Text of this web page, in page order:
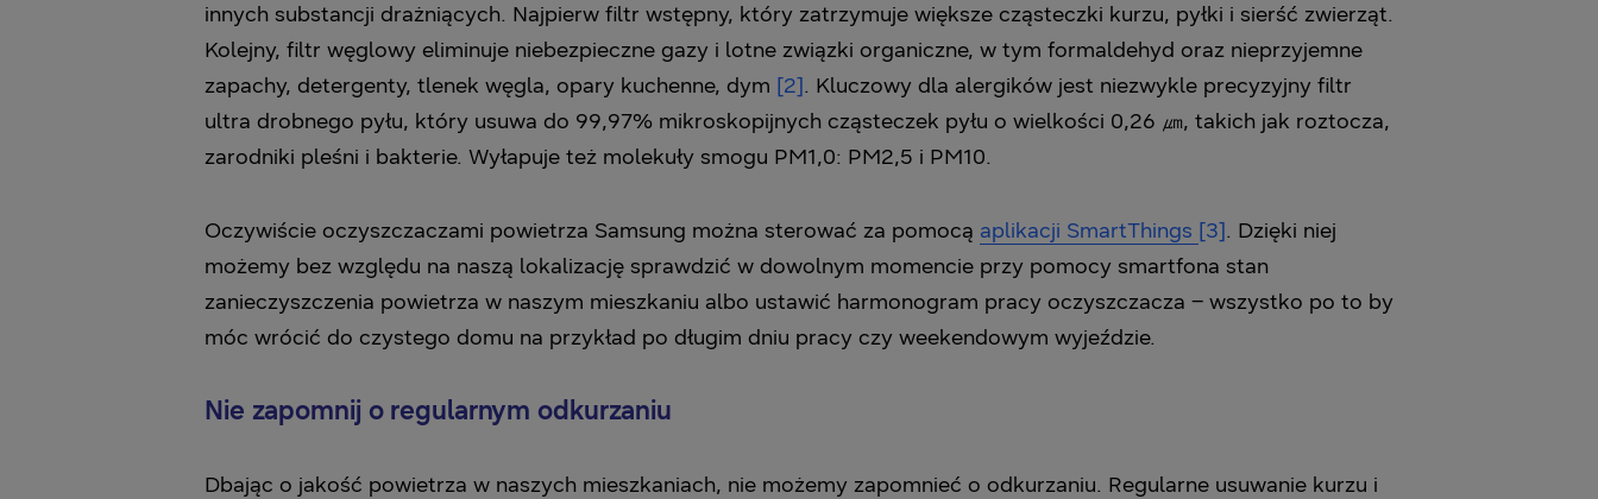
innych substancji drażniących. Najpierw filtr wstępny, który zatrzymuje większe cząsteczki kurzu, pyłki i sierść zwierząt.
Kolejny, filtr węglowy eliminuje niebezpieczne gazy i lotne związki organiczne, w tym formaldehyd oraz nieprzyjemne
zapachy, detergenty, tlenek węgla, opary kuchenne, dym [2]. Kluczowy dla alergików jest niezwykle precyzyjny filtr
ultra drobnego pyłu, który usuwa do 99,97% mikroskopijnych cząsteczek pyłu o wielkości 0,26 ㎛, takich jak roztocza,
zarodniki pleśni i bakterie. Wyłapuje też molekuły smogu PM1,0: PM2,5 i PM10.
Oczywiście oczyszczaczami powietrza Samsung można sterować za pomocą aplikacji SmartThings [3]. Dzięki niej
możemy bez względu na naszą lokalizację sprawdzić w dowolnym momencie przy pomocy smartfona stan
zanieczyszczenia powietrza w naszym mieszkaniu albo ustawić harmonogram pracy oczyszczacza – wszystko po to by
móc wrócić do czystego domu na przykład po długim dniu pracy czy weekendowym wyjeździe.
Nie zapomnij o regularnym odkurzaniu
Dbając o jakość powietrza w naszych mieszkaniach, nie możemy zapomnieć o odkurzaniu. Regularne usuwanie kurzu i